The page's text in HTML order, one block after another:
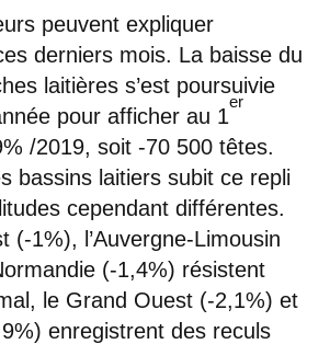
peuvent expliquer
derniers mois. La baisse du
laitières s’est poursuivie
pour afficher au 1
er
/2019, soit -70 500 têtes.
bassins laitiers subit ce repli
cependant différentes.
(-1%), l’Auvergne-Limousin
(-1,4%) résistent
le Grand Ouest (-2,1%) et
enregistrent des reculs